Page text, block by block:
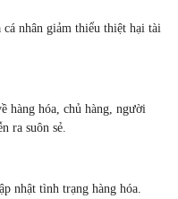
cá nhân giảm thiểu thiệt hại tài
hàng hóa, chủ hàng, người
ra suôn sẻ.
nhật tình trạng hàng hóa.